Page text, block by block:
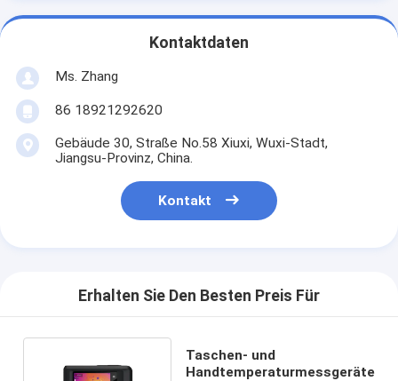
Kontaktdaten
Ms. Zhang
86 18921292620
Gebäude 30, Straße No.58 Xiuxi, Wuxi-Stadt,
Jiangsu-Provinz, China.
Kontakt
Erhalten Sie Den Besten Preis Für
Taschen- und
Handtemperaturmessgeräte